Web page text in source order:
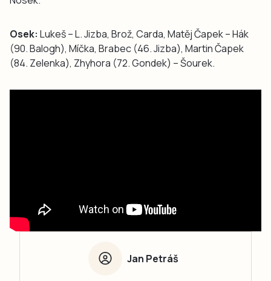
Osek: Lukeš – L. Jizba, Brož, Carda, Matěj Čapek – Hák
(90. Balogh), Míčka, Brabec (46. Jizba), Martin Čapek
(84. Zelenka), Zhyhora (72. Gondek) – Šourek.
Jan Petráš